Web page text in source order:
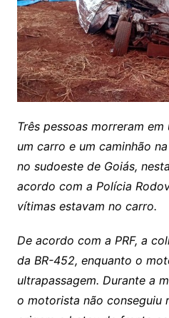
Três pessoas morreram
um carro e um caminhão
no sudoeste de Goiás,
acordo com a Polícia
vítimas estavam no carro.
De acordo com a PRF, a
da BR-452, enquanto o
ultrapassagem. Durante a
o motorista não conseguiu